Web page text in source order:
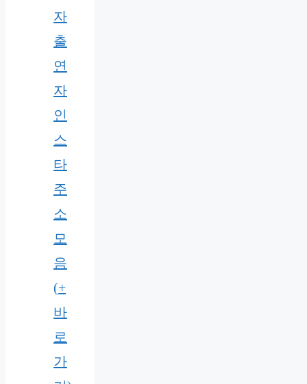
자
출
연
자
인
스
타
주
소
모
음
(+
바
로
가